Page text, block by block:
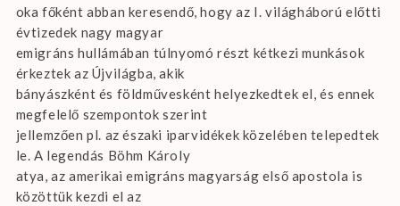
oka főként abban keresendő, hogy az I. világháború előtti
évtizedek nagy magyar
emigráns hullámában túlnyomó részt kétkezi munkások
érkeztek az Újvilágba, akik
bányászként és földművesként helyezkedtek el, és ennek
megfelelő szempontok szerint
jellemzően pl. az északi iparvidékek közelében telepedtek
le. A legendás Böhm Károly
atya, az amerikai emigráns magyarság első apostola is
közöttük kezdi el az